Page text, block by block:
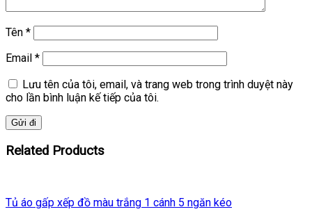
Tên *
Email *
Lưu tên của tôi, email, và trang web trong trình duyệt này
cho lần bình luận kế tiếp của tôi.
Related Products
Tủ áo gấp xếp đồ màu trắng 1 cánh 5 ngăn kéo